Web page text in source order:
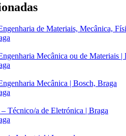
de Materiais, Mecânica,
Mecânica ou de Materiais |
Mecânica | Bosch, Braga
Técnico/a de Eletrónica | Braga